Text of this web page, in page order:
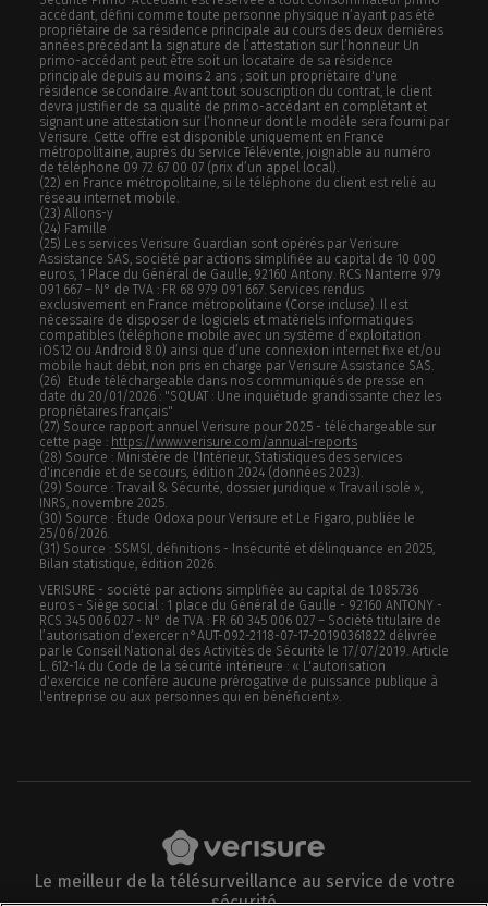
accédant, défini comme toute personne physique n’ayant pas été
propriétaire de sa résidence principale au cours des deux dernières
années précédant la signature de l’attestation sur l’honneur. Un
primo-accédant peut être soit un locataire de sa résidence
principale depuis au moins 2 ans ; soit un propriétaire d'une
résidence secondaire. Avant tout souscription du contrat, le client
devra justifier de sa qualité de primo-accédant en complétant et
signant une attestation sur l’honneur dont le modèle sera fourni par
Verisure. Cette offre est disponible uniquement en France
métropolitaine, auprès du service Télévente, joignable au numéro
de téléphone 09 72 67 00 07 (prix d’un appel local).
(22) en France métropolitaine, si le téléphone du client est relié au
réseau internet mobile.
(23) Allons-y
(24) Famille
(25) Les services Verisure Guardian sont opérés par Verisure
Assistance SAS, société par actions simplifiée au capital de 10 000
euros, 1 Place du Général de Gaulle, 92160 Antony. RCS Nanterre 979
091 667 – N° de TVA : FR 68 979 091 667. Services rendus
exclusivement en France métropolitaine (Corse incluse). Il est
nécessaire de disposer de logiciels et matériels informatiques
compatibles (téléphone mobile avec un système d’exploitation
iOS12 ou Android 8.0) ainsi que d’une connexion internet fixe et/ou
mobile haut débit, non pris en charge par Verisure Assistance SAS.
(26) Etude téléchargeable dans nos communiqués de presse en
date du 20/01/2026 : "SQUAT : Une inquiétude grandissante chez les
propriétaires français"
(27) Source rapport annuel Verisure pour 2025 - téléchargeable sur
cette page : https://www.verisure.com/annual-reports
(28) Source : Ministère de l'Intérieur, Statistiques des services
d'incendie et de secours, édition 2024 (données 2023).
(29) Source : Travail & Sécurité, dossier juridique « Travail isolé »,
INRS, novembre 2025.
(30) Source : Étude Odoxa pour Verisure et Le Figaro, publiée le
25/06/2026.
(31) Source : SSMSI, définitions - Insécurité et délinquance en 2025,
Bilan statistique, édition 2026.
VERISURE - société par actions simplifiée au capital de 1.085.736
euros - Siège social : 1 place du Général de Gaulle - 92160 ANTONY -
RCS 345 006 027 - N° de TVA : FR 60 345 006 027 – Société titulaire de
l’autorisation d’exercer n°AUT-092-2118-07-17-20190361822 délivrée
par le Conseil National des Activités de Sécurité le 17/07/2019. Article
L. 612-14 du Code de la sécurité intérieure : « L'autorisation
d'exercice ne confère aucune prérogative de puissance publique à
l'entreprise ou aux personnes qui en bénéficient.».
Le meilleur de la télésurveillance au service de votre